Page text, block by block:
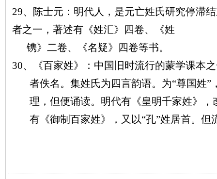
29、陈士元：明代人，是元亡姓氏研究停滞
者之一，著述有《姓汇》四卷、《姓
镌》二卷、《名疑》四卷等书。
30、《百家姓》：中国旧时流行的蒙学课本
者佚名。集姓氏为四言韵语。为“尊国姓”
理，但便诵读。明代有《皇明千家姓》，
有《御制百家姓》，又以“孔”姓居首。但